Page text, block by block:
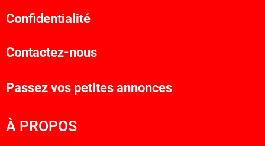
Confidentialité
Contactez-nous
Passez vos petites annonces
À PROPOS